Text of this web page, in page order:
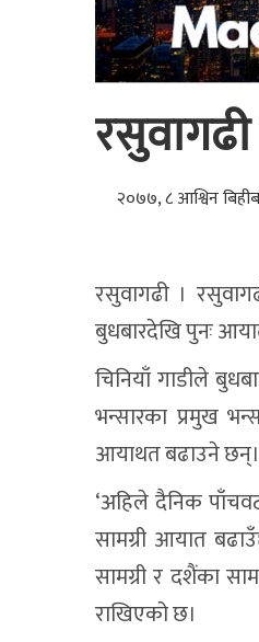
२०७७, ८ आश्विन
रसुवागढी ।
बुधबारदेखि पुनः
चिनियाँ गाडीले
भन्सारका प्रमुख
आयाथत बढाउने छन्।
‘अहिले दैनिक
सामग्री आयात
सामग्री र दशैंका
राखिएको छ।